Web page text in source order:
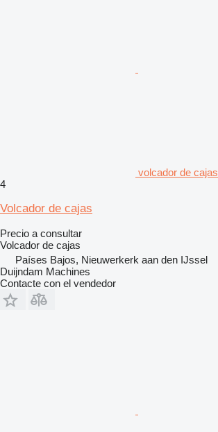
volcador de cajas
4
Volcador de cajas
Precio a consultar
Volcador de cajas
Países Bajos, Nieuwerkerk aan den IJssel
Duijndam Machines
Contacte con el vendedor